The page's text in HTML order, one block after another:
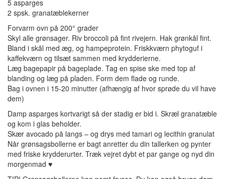
5 asparges
2 spsk. granatæblekerner
Forvarm ovn på 200° grader
Skyl alle grønsager. Riv broccoli på fint rivejern. Hak grønkål fint.
Bland i skål med æg, og hampeprotein. Friskkværn phytoguf i
kaffekværn og tilsæt sammen med krydderierne.
Læg bagepapir på bageplade. Tag en spise ske med top af
blanding og læg på pladen. Form dem flade og runde.
Bag i ovnen i 15-20 minutter (afhængig af hvor sprøde du vil have
dem)
Damp asparges kortvarigt så der stadig er bid i. Skræl granatæble
og kom i glas beholder.
Skær avocado på langs – og drys med tamari og lecithin granulat
Når grønsagsbollerne er bagt anretter du din tallerken og pynter
med friske krydderurter. Træk vejret dybt et par gange og nyd din
morgenmad ♥